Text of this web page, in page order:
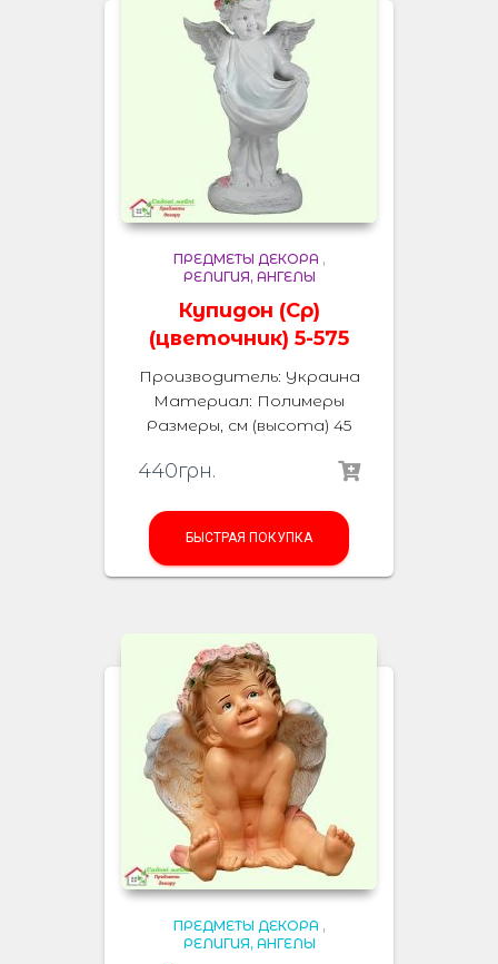
ПРЕДМЕТЫ ДЕКОРА ,
РЕЛИГИЯ, АНГЕЛЫ
Купидон (Ср)
(цветочник) 5-575
Производитель: Украина
Материал: Полимеры
Размеры, см (высота) 45
440грн.
БЫСТРАЯ ПОКУПКА
ПРЕДМЕТЫ ДЕКОРА ,
РЕЛИГИЯ, АНГЕЛЫ